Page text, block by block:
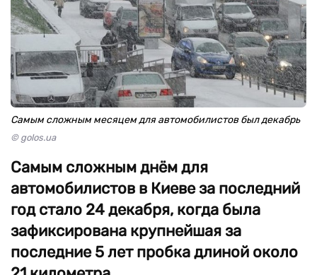
Самым сложным месяцем для автомобилистов был декабрь
© golos.ua
Самым сложным днём для
автомобилистов в Киеве за последний
год стало 24 декабря, когда была
зафиксирована крупнейшая за
последние 5 лет пробка длиной около